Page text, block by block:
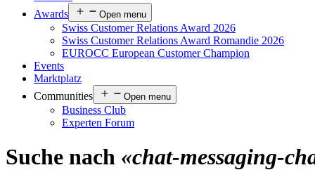
Awards
Open menu
Swiss Customer Relations Award 2026
Swiss Customer Relations Award Romandie 2026
EUROCC European Customer Champion
Events
Marktplatz
Communities
Open menu
Business Club
Experten Forum
Suche nach «chat-messaging-